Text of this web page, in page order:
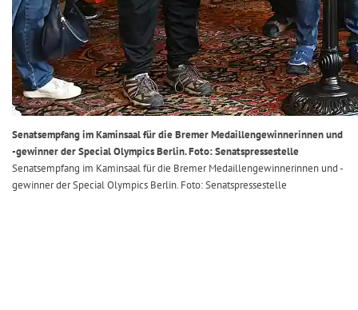
Senatsempfang im Kaminsaal für die Bremer Medaillengewinnerinnen und
-gewinner der Special Olympics Berlin. Foto: Senatspressestelle
Senatsempfang im Kaminsaal für die Bremer Medaillengewinnerinnen und -
gewinner der Special Olympics Berlin. Foto: Senatspressestelle